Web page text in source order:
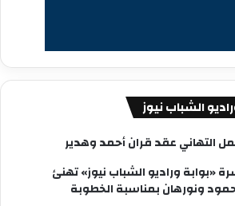
الشباب نيوز
التهاني عقد قران أحمد وهدير
«بوابة وراديو الشباب نيوز» تهنئ
ونورهان بمناسبة الخطوبة